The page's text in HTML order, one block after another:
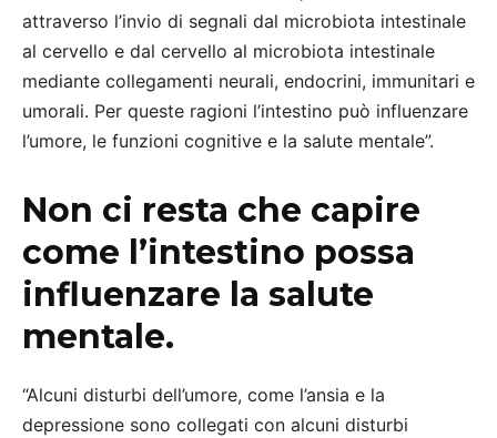
attraverso l’invio di segnali dal microbiota intestinale
al cervello e dal cervello al microbiota intestinale
mediante collegamenti neurali, endocrini, immunitari e
umorali. Per queste ragioni l’intestino può influenzare
l’umore, le funzioni cognitive e la salute mentale”.
Non ci resta che capire
come l’intestino possa
influenzare la salute
mentale.
“Alcuni disturbi dell’umore, come l’ansia e la
depressione sono collegati con alcuni disturbi